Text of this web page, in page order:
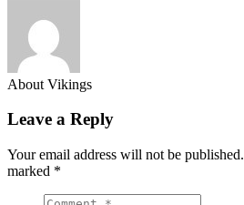
About Vikings
Leave a Reply
Your email address will not be published.
marked *